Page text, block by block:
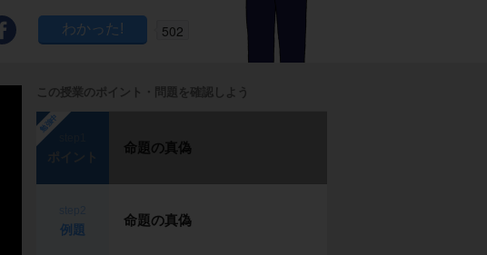
502
この授業のポイント・問題を確認しよう
勉強中
命題の真偽
例題
命題の真偽